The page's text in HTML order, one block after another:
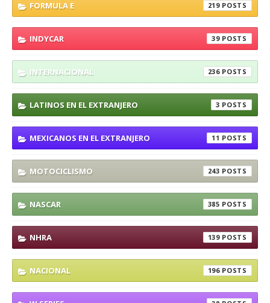
FORMULA E 219
INDYCAR 39
INTERNACIONAL 236
LATINOS EN EL EXTRANJERO 3
MEXICANOS EN EL EXTRANJERO 11
MOTOCICLISMO 243
NASCAR 385
NHRA 139
NACIONAL 196